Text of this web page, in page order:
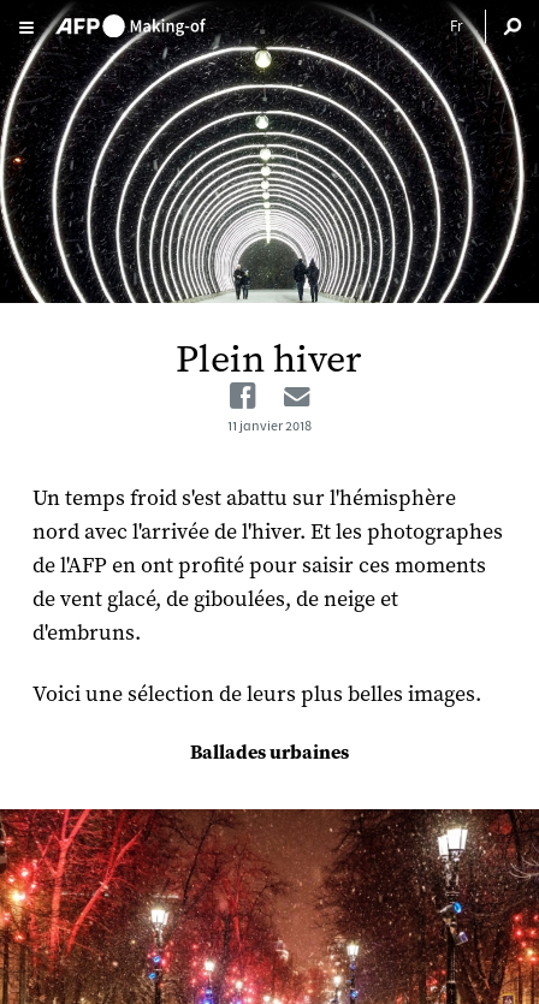
Aller au contenu principal
Plein hiver
Facebook
11 janvier 2018
Un temps froid s'est abattu sur l'hémisphère
nord avec l'arrivée de l'hiver. Et les photographes
de l'AFP en ont profité pour saisir ces moments
de vent glacé, de giboulées, de neige et
d'embruns.
Voici une sélection de leurs plus belles images.
Ballades urbaines